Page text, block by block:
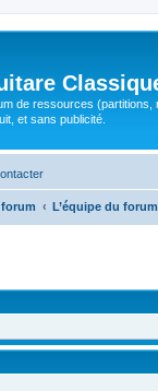
de ressources
et sans publicité.
L’équipe du forum